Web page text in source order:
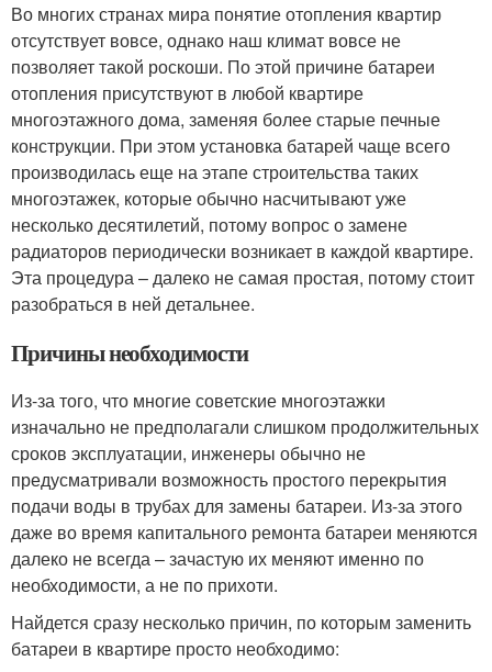
Во многих странах мира понятие отопления квартир
отсутствует вовсе, однако наш климат вовсе не
позволяет такой роскоши. По этой причине батареи
отопления присутствуют в любой квартире
многоэтажного дома, заменяя более старые печные
конструкции. При этом установка батарей чаще всего
производилась еще на этапе строительства таких
многоэтажек, которые обычно насчитывают уже
несколько десятилетий, потому вопрос о замене
радиаторов периодически возникает в каждой квартире.
Эта процедура – далеко не самая простая, потому стоит
разобраться в ней детальнее.
Причины необходимости
Из-за того, что многие советские многоэтажки
изначально не предполагали слишком продолжительных
сроков эксплуатации, инженеры обычно не
предусматривали возможность простого перекрытия
подачи воды в трубах для замены батареи. Из-за этого
даже во время капитального ремонта батареи меняются
далеко не всегда – зачастую их меняют именно по
необходимости, а не по прихоти.
Найдется сразу несколько причин, по которым заменить
батареи в квартире просто необходимо: